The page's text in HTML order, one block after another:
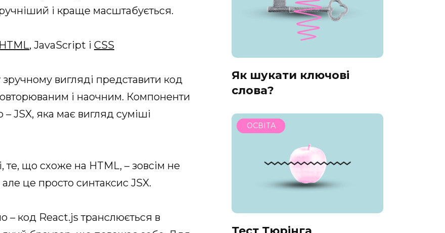
і краще масштабується.
HTML, JavaScript і CSS
вигляді представити код
і наочним. Компоненти
JSX, яка має вигляд суміші
те, що схоже на HTML, – зовсім не
це просто синтаксис JSX.
– код React.js транслюється в
Як шукати ключові
слова?
ОСВІТА